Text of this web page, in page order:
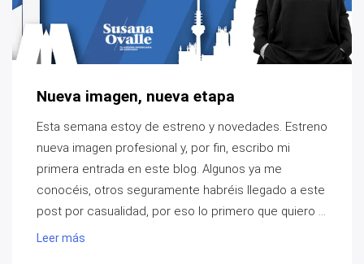
Nueva imagen, nueva etapa
Esta semana estoy de estreno y novedades. Estreno
nueva imagen profesional y, por fin, escribo mi
primera entrada en este blog. Algunos ya me
conocéis, otros seguramente habréis llegado a este
post por casualidad, por eso lo primero que quiero ...
Leer más